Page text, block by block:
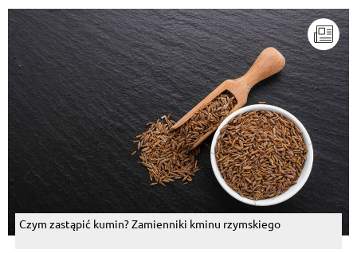
Czym zastąpić kumin? Zamienniki kminu rzymskiego